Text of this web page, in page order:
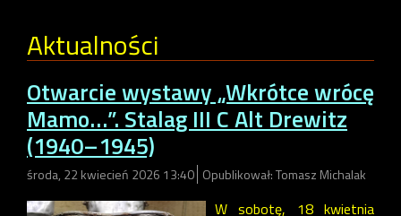
Aktualności
Otwarcie wystawy „Wkrótce wrócę
Mamo…”. Stalag III C Alt Drewitz
(1940–1945)
środa, 22 kwiecień 2026 13:40 Opublikował: Tomasz Michalak
W sobotę, 18 kwietnia